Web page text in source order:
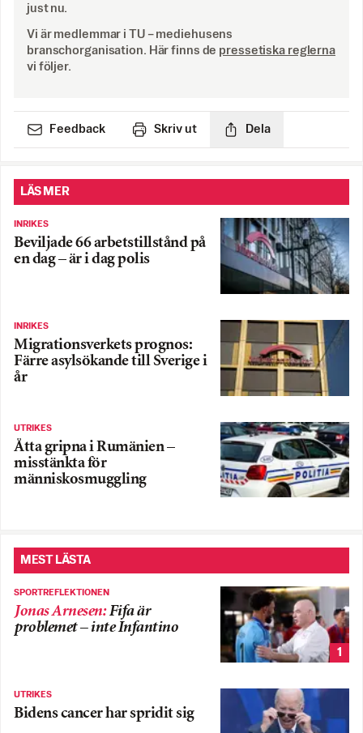
just nu.
Vi är medlemmar i TU – mediehusens
branschorganisation. Här finns de pressetiska reglerna
vi följer.
Feedback Skriv ut Dela
LÄS MER
INRIKES
Beviljade 66 arbetstillstånd på
en dag – är i dag polis
INRIKES
Migrationsverkets prognos:
Färre asylsökande till Sverige i
år
UTRIKES
Åtta gripna i Rumänien –
misstänkta för
människosmuggling
MEST LÄSTA
SPORTREFLEKTIONEN
Jonas Arnesen:Fifa är
problemet – inte Infantino
1
UTRIKES
Bidens cancer har spridit sig